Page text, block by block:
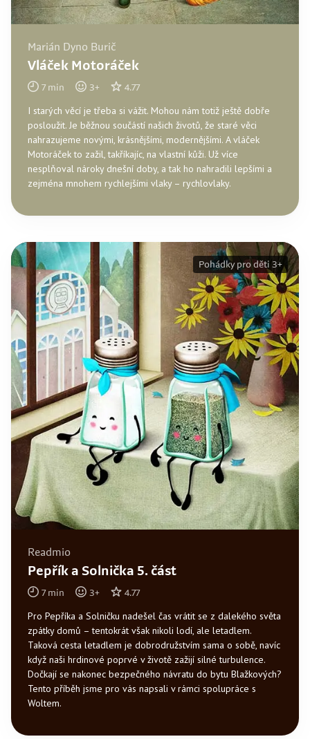
Marián Dyno Burič
Vláček Motoráček
7 min 3+ 4.77
I starých věcí je třeba si vážit. Mohou nám totiž ještě dobře
posloužit. Je běžnou součástí našich životů, že staré věci
nahrazujeme novými, krásnějšími, modernějšími. A vláček
Motoráček to zažil, takříkajíc, na vlastní kůži. Už více
nesplňoval nároky dnešní doby, a tak ho nahradili lepšími a
zejména mnohem rychlejšími vlaky – rychlovlaky.
Readmio
Pepřík a Solnička 5. část
7min 3+ 4.77
Pro Pepříka a Solničku nadešel čas vrátit se z dalekého světa
zpátky domů – tentokrát však nikoli lodí, ale letadlem.
Taková cesta letadlem je dobrodružstvím sama o sobě, navíc
když naši hrdinové poprvé v životě zažijí silné turbulence.
Dočkají se nakonec bezpečného návratu do bytu Blažkových?
Tento příběh jsme pro vás napsali v rámci spolupráce s
Woltem.
Pohádky pro děti 3+